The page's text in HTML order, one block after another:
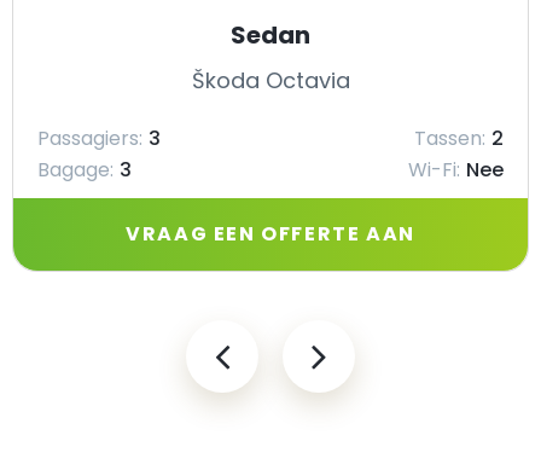
Sedan
Škoda Octavia
Passagiers: 3 Tassen: 2
Bagage: 3 Wi-Fi: Nee
VRAAG EEN OFFERTE AAN